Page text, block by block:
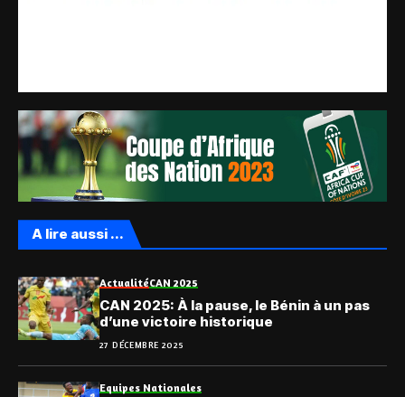
A lire aussi ...
ActualitéCAN 2025
CAN 2025: À la pause, le Bénin à un pas
d’une victoire historique
27 DÉCEMBRE 2025
Equipes Nationales